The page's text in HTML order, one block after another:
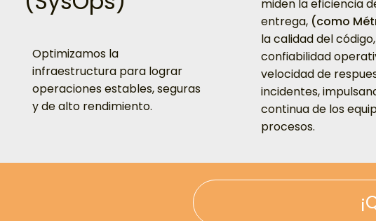
Optimizamos la
infraestructura para lograr
operaciones estables, seguras
y de alto rendimiento.
miden la eficiencia
entrega, (como
la calidad del
confiabilidad
velocidad de
incidentes,
continua de los
procesos.